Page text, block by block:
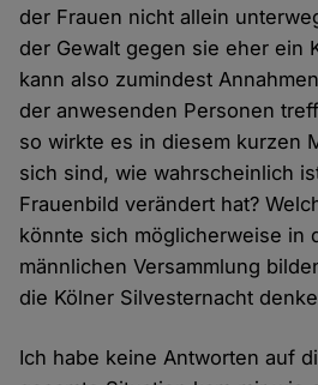
der Frauen nicht allein
der Gewalt gegen sie eher ein
kann also zumindest
der anwesenden Personen
so wirkte es in diesem kurzen
sich sind, wie wahrscheinlich
Frauenbild verändert hat?
könnte sich möglicherweise in
männlichen Versammlung
die Kölner Silvesternacht
Ich habe keine Antworten auf